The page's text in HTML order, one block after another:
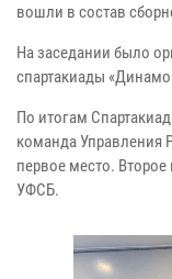
вошли в состав
На заседании было
спартакиады
По итогам
команда Управления
первое место.
УФСБ.